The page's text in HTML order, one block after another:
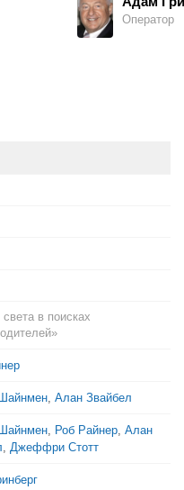
Оператор
света в поисках
, Алан Звайбел
, Роб Райнер, Алан
, Джеффри Стотт